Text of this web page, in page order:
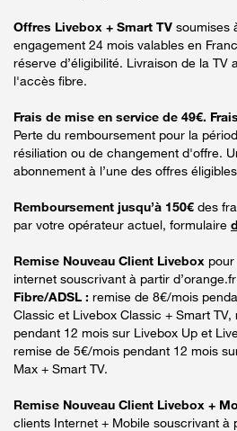
Offres Livebox + Smart TV soumises
engagement 24 mois valables en
réserve d’éligibilité. Livraison de la TV
l'accès fibre.
Frais de mise en service de 49€.
Perte du remboursement pour la
résiliation ou de changement d'offre.
abonnement à l’une des offres
Remboursement jusqu’à 150€ des
par votre opérateur actuel, formulaire
Remise Nouveau Client Livebox
internet souscrivant à partir
Fibre/ADSL : remise de 8€/mois
Classic et Livebox Classic + Smart
pendant 12 mois sur Livebox Up et
remise de 5€/mois pendant 12 mois
Max + Smart TV.
Remise Nouveau Client Livebox +
clients Internet + Mobile souscrivant à